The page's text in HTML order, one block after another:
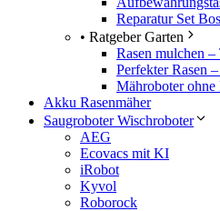
Reparatur Set
• Ratgeber Garten
Rasen mulchen
Perfekter Rasen
Mähroboter ohne
Akku Rasenmäher
Saugroboter Wischroboter
AEG
Ecovacs mit KI
iRobot
Kyvol
Roborock